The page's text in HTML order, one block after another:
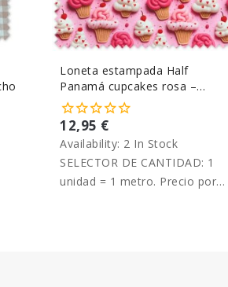
Loneta estampada Half
Panamá cupcakes rosa –
ancho 2,80 m
12,95 €
Availability: 2 In Stock
SELECTOR DE CANTIDAD: 1
unidad = 1 metro. Precio por